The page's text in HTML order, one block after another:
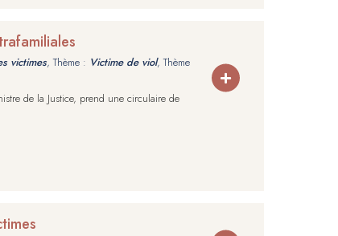
victimes, Thème : Victime de viol, Thème
de la Justice, prend une circulaire de